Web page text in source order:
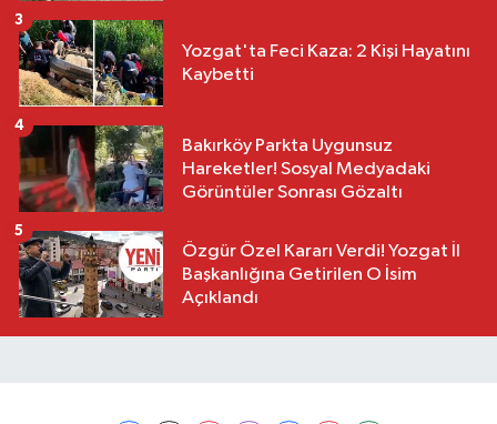
Yozgat'ta Feci Kaza: 2 Kişi Hayatını
Kaybetti
3
Bakırköy Parkta Uygunsuz
Hareketler! Sosyal Medyadaki
Görüntüler Sonrası Gözaltı
4
Özgür Özel Kararı Verdi! Yozgat İl
Başkanlığına Getirilen O İsim
Açıklandı
5